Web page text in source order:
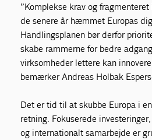
”Komplekse krav og
de senere år hæmmet Europas
Handlingsplanen bør derfor
skabe rammerne for bedre
virksomheder lettere kan
bemærker Andreas Holbak
Det er tid til at skubbe Europa i
retning. Fokuserede
og internationalt samarbejde er